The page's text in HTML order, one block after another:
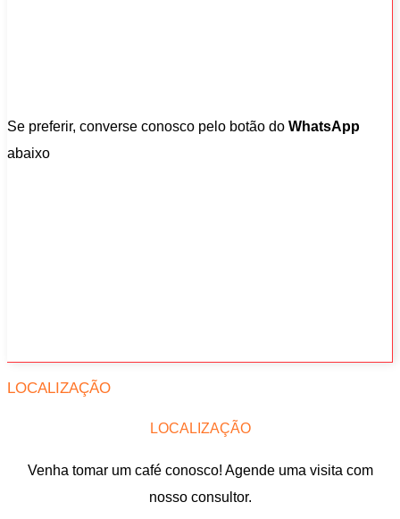
Se preferir, converse conosco pelo botão do WhatsApp
abaixo
LOCALIZAÇÃO
LOCALIZAÇÃO
Venha tomar um café conosco! Agende uma visita com
nosso consultor.